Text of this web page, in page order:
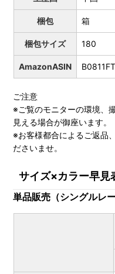
梱包 箱
梱包サイズ 180
AmazonASIN
ご注意
※ご覧のモニターの環境、
見える場合が御座います。
※お客様都合によるご返品
ださいませ。
サイズ×カラー早見
単品販売（シングルレー